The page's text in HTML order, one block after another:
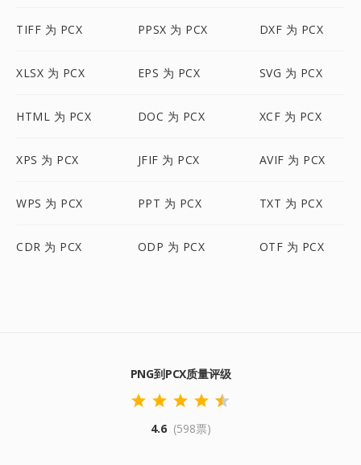
TIFF 为 PCX PPSX 为 PCX DXF 为 PCX
XLSX 为 PCX EPS 为 PCX SVG 为 PCX
HTML 为 PCX DOC 为 PCX XCF 为 PCX
XPS 为 PCX JFIF 为 PCX AVIF 为 PCX
WPS 为 PCX PPT 为 PCX TXT 为 PCX
CDR 为 PCX ODP 为 PCX OTF 为 PCX
PNG到PCX质量评级
4.6 (598票)